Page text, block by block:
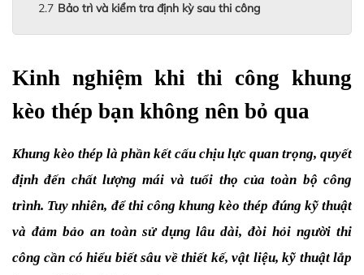
Bảo trì và kiểm tra định kỳ sau thi công
Kinh nghiệm khi thi công khung
kèo thép bạn không nên bỏ qua
Khung kèo thép là phần kết cấu chịu lực quan trọng, quyết
định đến chất lượng mái và tuổi thọ của toàn bộ công
trình. Tuy nhiên, để thi công khung kèo thép đúng kỹ thuật
và đảm bảo an toàn sử dụng lâu dài, đòi hỏi người thi
công cần có hiểu biết sâu về thiết kế, vật liệu, kỹ thuật lắp